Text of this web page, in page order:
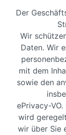
Der
Wir
Daten. Wir
mit dem
sowie den
ePrivacy-
wird
wir über Sie